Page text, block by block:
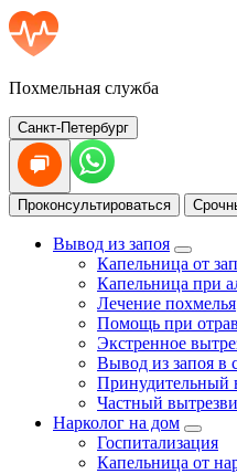
Похмельная служба
Санкт-Петербург
Проконсультироваться
Вывод из запоя
Капельница от
Капельница при
Лечение похмелья
Помощь при
Экстренное
Вывод из запоя в
Принудительный
Частный
Нарколог на дом
Госпитализация
Капельница от